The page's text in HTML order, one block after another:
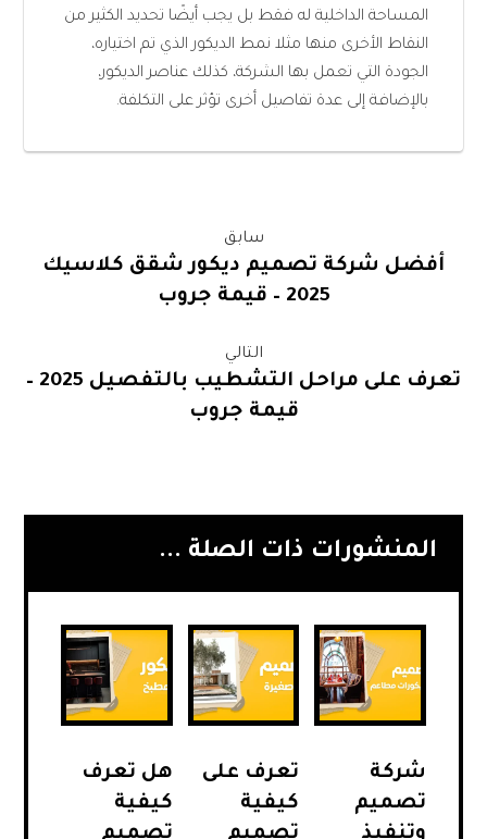
المساحة الداخلية له فقط بل يجب أيضًا تحديد الكثير من
النقاط الأخرى منها مثلا نمط الديكور الذي تم اختياره،
الجودة التي تعمل بها الشركة، كذلك عناصر الديكور،
بالإضافة إلى عدة تفاصيل أخرى تؤثر على التكلفة.
سابق
أفضل شركة تصميم ديكور شقق كلاسيك
2025 – قيمة جروب
التالي
تعرف على مراحل التشطيب بالتفصيل 2025 –
قيمة جروب
المنشورات ذات الصلة ...
شركة
تصميم
وتنفيذ
تعرف على
كيفية
تصميم
هل تعرف
كيفية
تصميم